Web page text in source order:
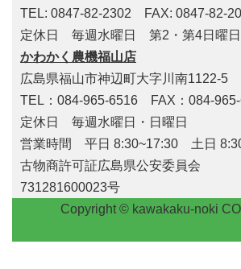
TEL: 0847-82-2302 FAX: 0847-82-
定休日 毎週水曜日 第2・第4日曜日
かわかく農機福山店
広島県福山市神辺町大字川南1122-5
TEL：084-965-6516 FAX：084-
定休日 毎週水曜日・日曜日
営業時間 平日 8:30~17:30 土日
古物商許可証広島県公安委員会
731281600023号
Copyright © kawakaku-noki